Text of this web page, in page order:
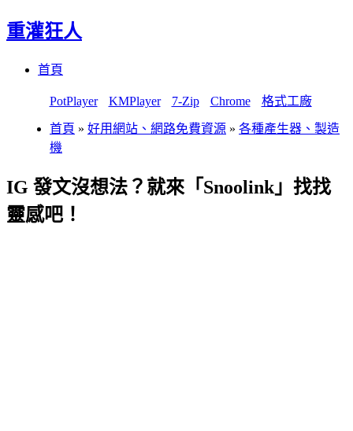
重灌狂人
首頁
PotPlayer KMPlayer 7-Zip Chrome 格式工廠
首頁 » 好用網站、網路免費資源 » 各種產生器、製造
機
IG 發文沒想法？就來「Snoolink」找找
靈感吧！